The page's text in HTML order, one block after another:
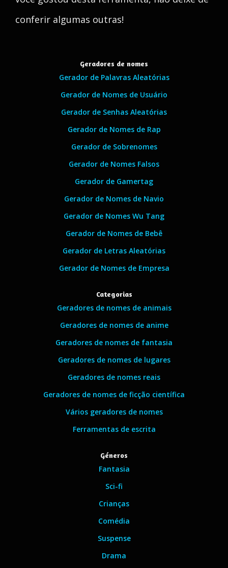
conferir algumas outras!
Geradores de nomes
Gerador de Palavras Aleatórias
Gerador de Nomes de Usuário
Gerador de Senhas Aleatórias
Gerador de Nomes de Rap
Gerador de Sobrenomes
Gerador de Nomes Falsos
Gerador de Gamertag
Gerador de Nomes de Navio
Gerador de Nomes Wu Tang
Gerador de Nomes de Bebê
Gerador de Letras Aleatórias
Gerador de Nomes de Empresa
Categorias
Geradores de nomes de animais
Geradores de nomes de anime
Geradores de nomes de fantasia
Geradores de nomes de lugares
Geradores de nomes reais
Geradores de nomes de ficção científica
Vários geradores de nomes
Ferramentas de escrita
Géneros
Fantasia
Sci-fi
Crianças
Comédia
Suspense
Drama